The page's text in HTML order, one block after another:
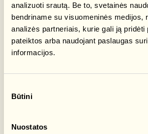
analizuoti srautą. Be to, svetainės
bendriname su visuomeninės medijos,
analizės partneriais, kurie gali ją pridėti
pateiktos arba naudojant paslaugas
informacijos.
pasirinkimas
Būtini
Nuostatos
Nes šį vakarą dalinsimės ne tik maistu.
Dalinsimės savo namų skoniu.
✨ jūsų lauks:
🎨 bendruomenės kuriamos
veiklos, kurias ruošia mūsų darželiai,
🎙 gyva įrašų studija pokalbiams,
emocijoms;
šaltibarščių receptas ir vaišės